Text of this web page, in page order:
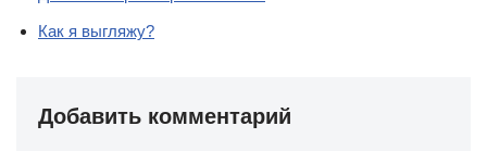
Как я выгляжу?
Добавить комментарий